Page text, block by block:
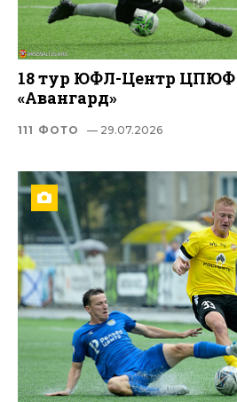
18 тур ЮФЛ-Центр ЦПЮФ
«Авангард»
111 ФОТО — 29.07.2026